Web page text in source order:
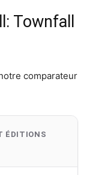
Townfall
comparateur
ÉDITIONS